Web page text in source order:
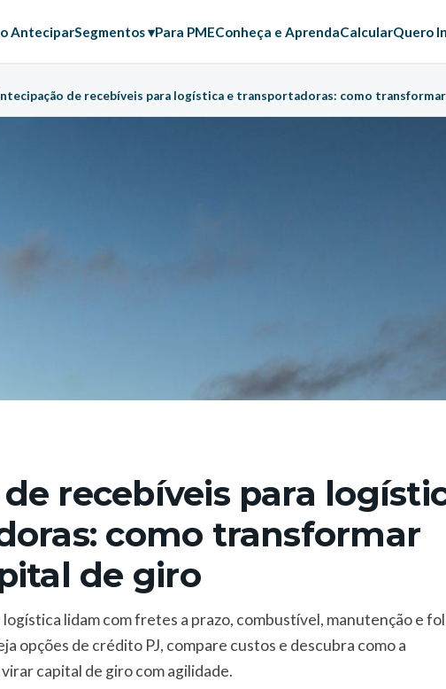
AnteciparSegmentos ▾Para PMEConheça e AprendaCalcularQuero
de recebíveis para logística e transportadoras: como
recebíveis para
como transformar
de giro
lidam com fretes a prazo, combustível, manutenção e
opções de crédito PJ, compare custos e descubra como a
capital de giro com agilidade.